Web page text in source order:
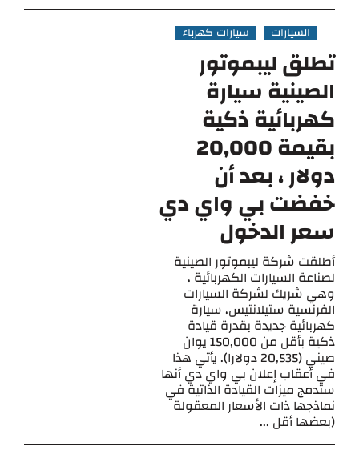
السيارات سيارات كهرباء
تطلق ليبموتور
الصينية سيارة
كهربائية ذكية
بقيمة 20,000
دولار ، بعد أن
خفضت بي واي دي
سعر الدخول
أطلقت شركة ليبموتور الصينية
لصناعة السيارات الكهربائية ،
وهي شريك لشركة السيارات
الفرنسية ستيلانتيس، سيارة
كهربائية جديدة بقدرة قيادة
ذكية بأقل من 150,000 يوان
صيني (20,535 دولارا). يأتي هذا
في أعقاب إعلان بي واي دي أنها
ستدمج ميزات القيادة الذاتية في
نماذجها ذات الأسعار المعقولة
(بعضها أقل ...